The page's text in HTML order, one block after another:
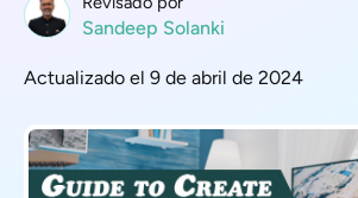
Sandeep Solanki
Actualizado el 9 de abril de 2024